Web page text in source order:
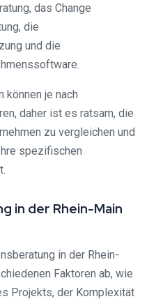
das Change
die
und die
können je nach
daher ist es ratsam, die
zu vergleichen und
spezifischen
in der Rhein-Main
in der Rhein-
Faktoren ab, wie
Projekts, der Komplexität